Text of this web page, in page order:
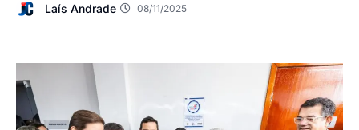
Laís Andrade 08/11/2025